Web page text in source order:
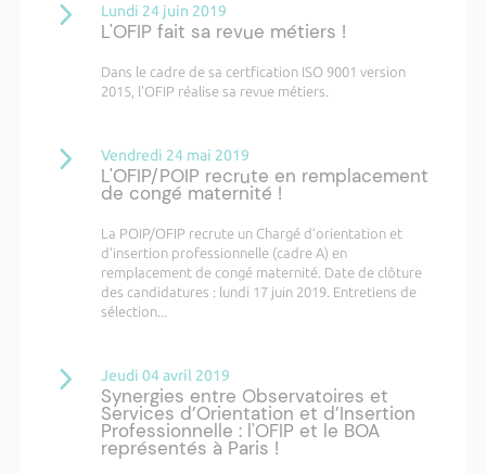
Lundi 24 juin 2019
L'OFIP fait sa revue métiers !
Dans le cadre de sa certfication ISO 9001 version
2015, l'OFIP réalise sa revue métiers.
Vendredi 24 mai 2019
L'OFIP/POIP recrute en remplacement
de congé maternité !
La POIP/OFIP recrute un Chargé d’orientation et
d’insertion professionnelle (cadre A) en
remplacement de congé maternité. Date de clôture
des candidatures : lundi 17 juin 2019. Entretiens de
sélection...
Jeudi 04 avril 2019
Synergies entre Observatoires et
Services d’Orientation et d’Insertion
Professionnelle : l'OFIP et le BOA
représentés à Paris !